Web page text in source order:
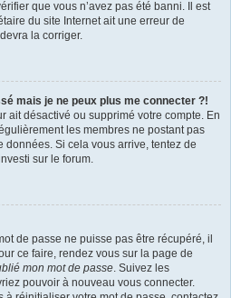
que vous n’avez pas été banni. Il est
du site Internet ait une erreur de
la corriger.
mais je ne peux plus me connecter ?!
ait désactivé ou supprimé votre compte. En
les membres ne postant pas
Si cela vous arrive, tentez de
sur le forum.
de passe ne puisse pas être récupéré, il
ce faire, rendez vous sur la page de
mon mot de passe. Suivez les
pouvoir à nouveau vous connecter.